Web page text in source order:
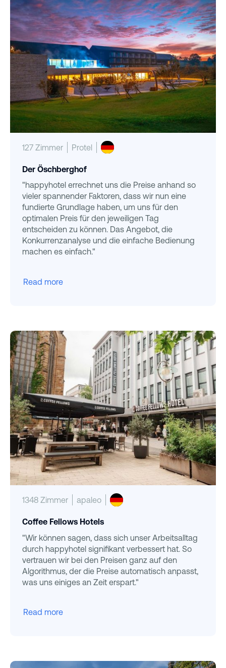
127 Zimmer Protel
Der Öschberghof
"happyhotel errechnet uns die Preise anhand so
vieler spannender Faktoren, dass wir nun eine
fundierte Grundlage haben, um uns für den
optimalen Preis für den jeweiligen Tag
entscheiden zu können. Das Angebot, die
Konkurrenzanalyse und die einfache Bedienung
machen es einfach."
Read more
1348 Zimmer apaleo
Coffee Fellows Hotels
"Wir können sagen, dass sich unser Arbeitsalltag
durch happyhotel signifikant verbessert hat. So
vertrauen wir bei den Preisen ganz auf den
Algorithmus, der die Preise automatisch anpasst,
was uns einiges an Zeit erspart."
Read more